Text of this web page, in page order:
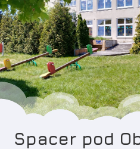
Spacer pod